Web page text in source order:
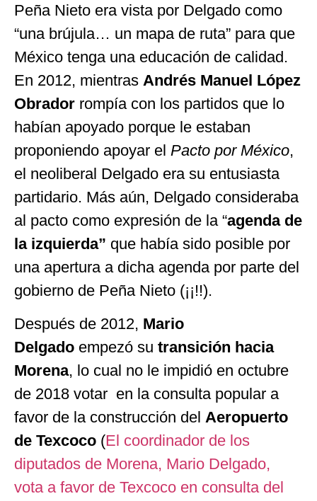
Peña Nieto era vista por Delgado como
“una brújula… un mapa de ruta” para que
México tenga una educación de calidad.
En 2012, mientras Andrés Manuel López
Obrador rompía con los partidos que lo
habían apoyado porque le estaban
proponiendo apoyar el Pacto por México,
el neoliberal Delgado era su entusiasta
partidario. Más aún, Delgado consideraba
al pacto como expresión de la “agenda de
la izquierda” que había sido posible por
una apertura a dicha agenda por parte del
gobierno de Peña Nieto (¡¡!!).
Después de 2012, Mario
Delgado empezó su transición hacia
Morena, lo cual no le impidió en octubre
de 2018 votar en la consulta popular a
favor de la construcción del Aeropuerto
de Texcoco (El coordinador de los
diputados de Morena, Mario Delgado,
vota a favor de Texcoco en consulta del